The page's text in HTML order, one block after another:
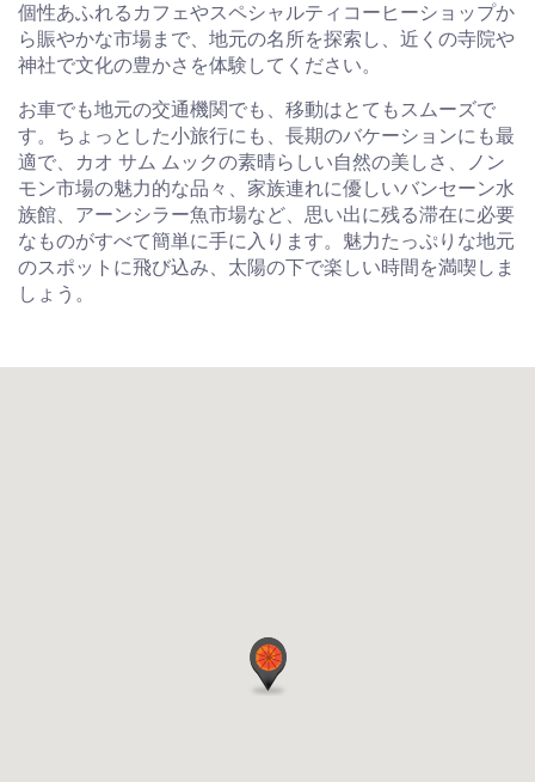
個性あふれるカフェやスペシャルティコーヒーショップか
ら賑やかな市場まで、地元の名所を探索し、近くの寺院や
神社で文化の豊かさを体験してください。
お車でも地元の交通機関でも、移動はとてもスムーズで
す。ちょっとした小旅行にも、長期のバケーションにも最
適で、カオ サム ムックの素晴らしい自然の美しさ、ノン
モン市場の魅力的な品々、家族連れに優しいバンセーン水
族館、アーンシラー魚市場など、思い出に残る滞在に必要
なものがすべて簡単に手に入ります。魅力たっぷりな地元
のスポットに飛び込み、太陽の下で楽しい時間を満喫しま
しょう。